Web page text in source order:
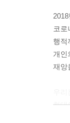
---
자형
공산
코
행적
개인
재앙
현대